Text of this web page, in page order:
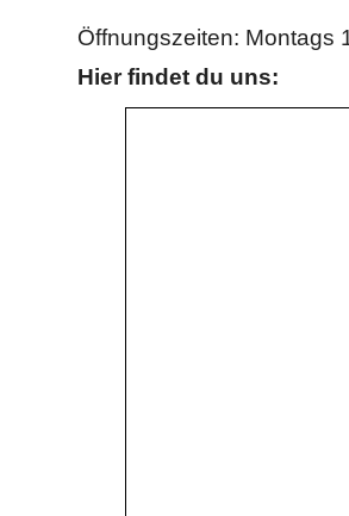
Öffnungszeiten: Montags
Hier findet du uns: